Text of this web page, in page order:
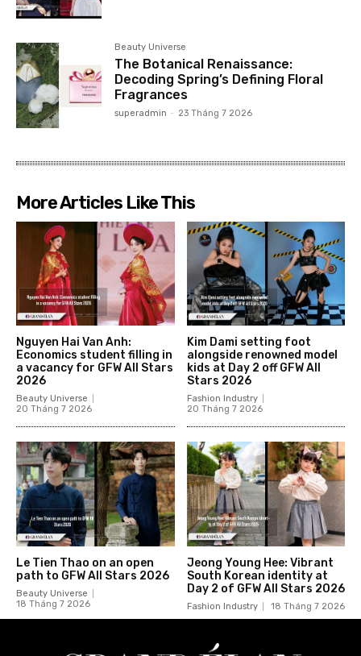
Beauty Universe
The Botanical Renaissance:
Decoding Spring’s Defining Floral
Fragrances
superadmin - 23 Tháng 7 2026
More Articles Like This
Nguyen Hai Van Anh:
Economics student filling in
a vacancy for GFW All Stars
2026
Beauty Universe
20 Tháng 7 2026
Kim Dami setting foot
alongside renowned model
kids at Day 2 off GFW All
Stars 2026
Fashion Industry
20 Tháng 7 2026
Le Tien Thao on an open
path to GFW All Stars 2026
Beauty Universe
18 Tháng 7 2026
Jeong Young Hee: Vibrant
South Korean identity at
Day 2 of GFW All Stars 2026
Fashion Industry 18 Tháng 7 2026